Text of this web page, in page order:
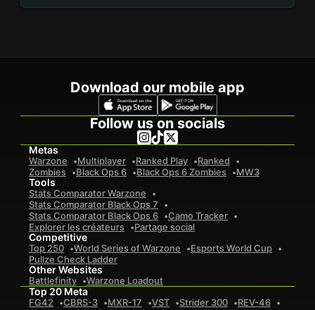
Download our mobile app
Follow us on socials
Metas
Warzone Multiplayer Ranked Play
Ranked
Zombies
Black Ops 6 Black Ops 6 Zombies MW3
Tools
Stats Comparator Warzone
Stats Comparator Black Ops 7
Stats Comparator Black Ops 6
Camo Tracker
Explorer les créateurs
Partage social
Competitive
Top 250 World Series of Warzone
Esports World Cup
Pullze Check Ladder
Other Websites
Battlefinity Warzone Loadout
Top 20 Meta
FG42 CBRS-3 MXR-17 VST Strider 300
REV-46